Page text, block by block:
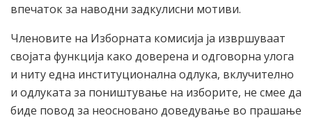
впечаток за наводни задкулисни мотиви.
Членовите на Изборната комисија ја извршуваат
својата функција како доверена и одговорна улога
и ниту една институционална одлука, вклучително
и одлуката за поништување на изборите, не смее да
биде повод за неосновано доведување во прашање